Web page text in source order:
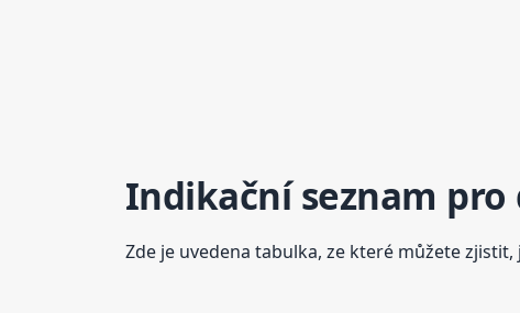
Indikační seznam pro
Zde je uvedena tabulka, ze které můžete